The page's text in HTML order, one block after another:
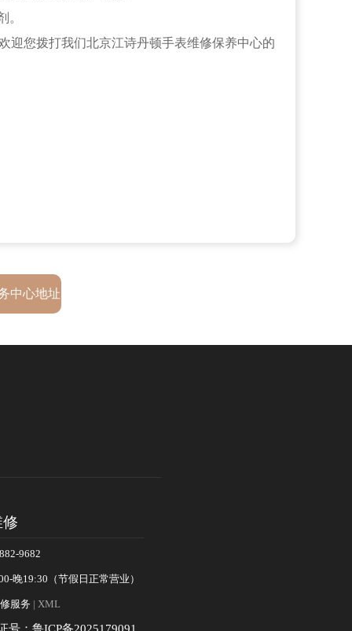
。
迎您拨打我们北京江诗丹顿手表维修保养中心的
中心地址
9682
晚19:30（节假日正常营业）
服务 | XML